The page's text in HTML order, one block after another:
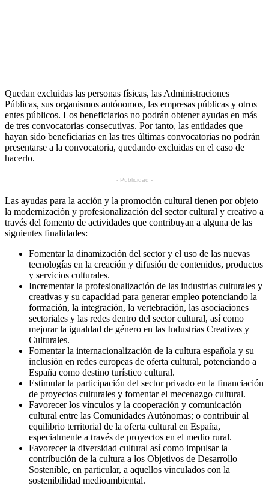
Quedan excluidas las personas físicas, las Administraciones
Públicas, sus organismos autónomos, las empresas públicas y otros
entes públicos. Los beneficiarios no podrán obtener ayudas en más
de tres convocatorias consecutivas. Por tanto, las entidades que
hayan sido beneficiarias en las tres últimas convocatorias no podrán
presentarse a la convocatoria, quedando excluidas en el caso de
hacerlo.
- Publicidad -
Las ayudas para la acción y la promoción cultural tienen por objeto
la modernización y profesionalización del sector cultural y creativo a
través del fomento de actividades que contribuyan a alguna de las
siguientes finalidades:
Fomentar la dinamización del sector y el uso de las nuevas
tecnologías en la creación y difusión de contenidos, productos
y servicios culturales.
Incrementar la profesionalización de las industrias culturales y
creativas y su capacidad para generar empleo potenciando la
formación, la integración, la vertebración, las asociaciones
sectoriales y las redes dentro del sector cultural, así como
mejorar la igualdad de género en las Industrias Creativas y
Culturales.
Fomentar la internacionalización de la cultura española y su
inclusión en redes europeas de oferta cultural, potenciando a
España como destino turístico cultural.
Estimular la participación del sector privado en la financiación
de proyectos culturales y fomentar el mecenazgo cultural.
Favorecer los vínculos y la cooperación y comunicación
cultural entre las Comunidades Autónomas; o contribuir al
equilibrio territorial de la oferta cultural en España,
especialmente a través de proyectos en el medio rural.
Favorecer la diversidad cultural así como impulsar la
contribución de la cultura a los Objetivos de Desarrollo
Sostenible, en particular, a aquellos vinculados con la
sostenibilidad medioambiental.